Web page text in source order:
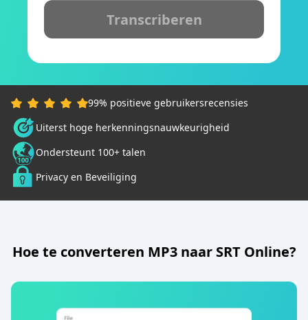
Transcriberen
99% positieve gebruikersrecensies
Uiterst hoge herkenningsnauwkeurigheid
Ondersteunt 100+ talen
Privacy en Beveiliging
Hoe te converteren MP3 naar SRT Online?